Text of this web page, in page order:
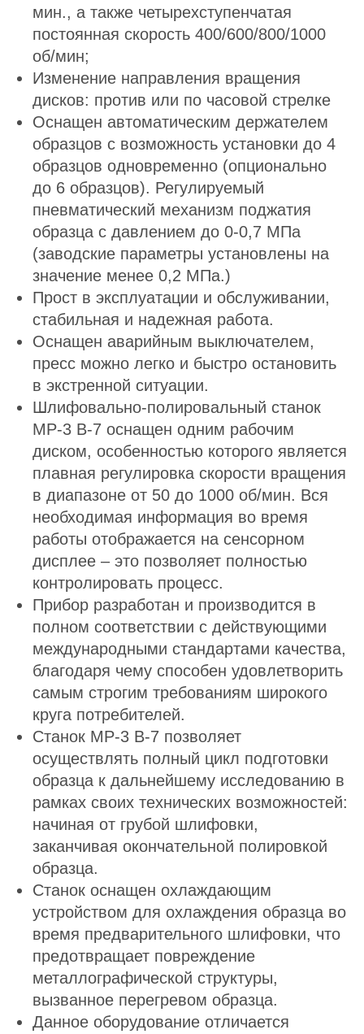
мин., а также четырехступенчатая
постоянная скорость 400/600/800/1000
об/мин;
Изменение направления вращения
дисков: против или по часовой стрелке
Оснащен автоматическим держателем
образцов с возможность установки до 4
образцов одновременно (опционально
до 6 образцов). Регулируемый
пневматический механизм поджатия
образца с давлением до 0-0,7 МПа
(заводские параметры установлены на
значение менее 0,2 МПа.)
Прост в эксплуатации и обслуживании,
стабильная и надежная работа.
Оснащен аварийным выключателем,
пресс можно легко и быстро остановить
в экстренной ситуации.
Шлифовально-полировальный станок
MP-3 В-7 оснащен одним рабочим
диском, особенностью которого является
плавная регулировка скорости вращения
в диапазоне от 50 до 1000 об/мин. Вся
необходимая информация во время
работы отображается на сенсорном
дисплее – это позволяет полностью
контролировать процесс.
Прибор разработан и производится в
полном соответствии с действующими
международными стандартами качества,
благодаря чему способен удовлетворить
самым строгим требованиям широкого
круга потребителей.
Станок MP-3 В-7 позволяет
осуществлять полный цикл подготовки
образца к дальнейшему исследованию в
рамках своих технических возможностей:
начиная от грубой шлифовки,
заканчивая окончательной полировкой
образца.
Станок оснащен охлаждающим
устройством для охлаждения образца во
время предварительного шлифовки, что
предотвращает повреждение
металлографической структуры,
вызванное перегревом образца.
Данное оборудование отличается